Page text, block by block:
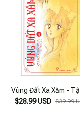
Vùng Đất Xa Xăm -
$28.99 USD $39.99